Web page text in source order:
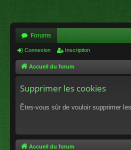
Forums
Connexion Inscription
Accueil du forum
Supprimer les cookies
Êtes-vous sûr de vouloir supprimer
Accueil du forum